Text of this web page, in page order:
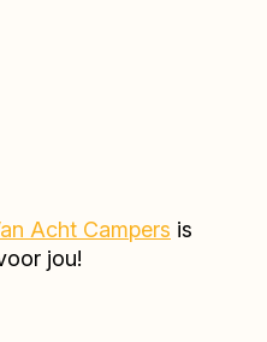
Acht Campers is
jou!